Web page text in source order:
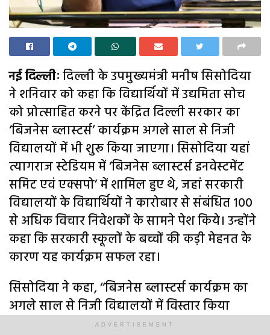
नई दिल्लीःदिल्ली के उपमुख्यमंत्री मनीष सिसोदिया
ने शनिवार को कहा कि विद्यार्थियों में उद्यमिता सोच
को प्रोत्साहित करने पर केंद्रित दिल्ली सरकार का
‘बिजनेस ब्लास्टर्स’ कार्यक्रम अगले साल से निजी
विद्यालयों में भी शुरू किया जाएगा। सिसोदिया यहां
त्यागराज स्टेडियम में ‘बिजनेस ब्लास्टर्स इनवेस्टमेंट
समिट एवं एक्सपो’ में शामिल हुए थे, जहां सरकारी
विद्यालयों के विद्यार्थियों ने कारोबार से संबंधित 100
से अधिक विचार निवेशकों के सामने पेश किये। उन्होंने
कहा कि सरकारी स्कूलों के बच्चों की कड़ी मेहनत के
कारण यह कार्यक्रम सफल रहा।
सिसोदिया ने कहा, ‘‘बिजनेस ब्लास्टर्स कार्यक्रम का
अगले साल से निजी विद्यालयों में विस्तार किया
जाएगा। कार्यक्रम शुरू करने को लेकर सात मार्च को
ADVERTISEMENT